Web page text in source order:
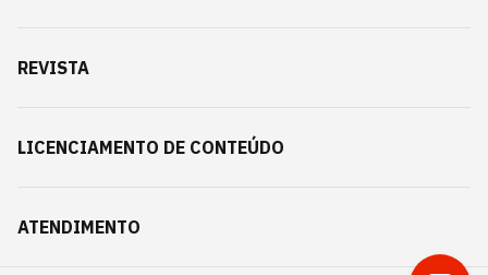
REVISTA
LICENCIAMENTO DE CONTEÚDO
ATENDIMENTO